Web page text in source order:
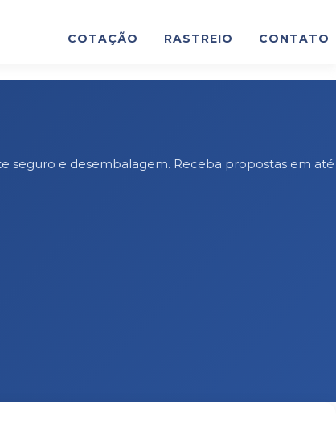
COTAÇÃO RASTREIO CONTATO
seguro e desembalagem. Receba propostas em até